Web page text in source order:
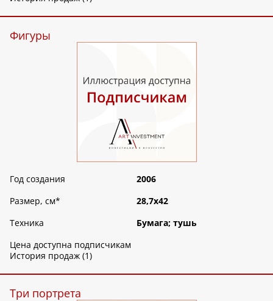
Фигуры
Год создания
2006
Размер, см*
28,7х42
Техника
Бумага; тушь
Цена доступна подписчикам
История продаж (1)
Три портрета